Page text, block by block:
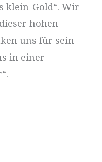
klein-Gold“. Wir
hohen
uns für sein
in einer